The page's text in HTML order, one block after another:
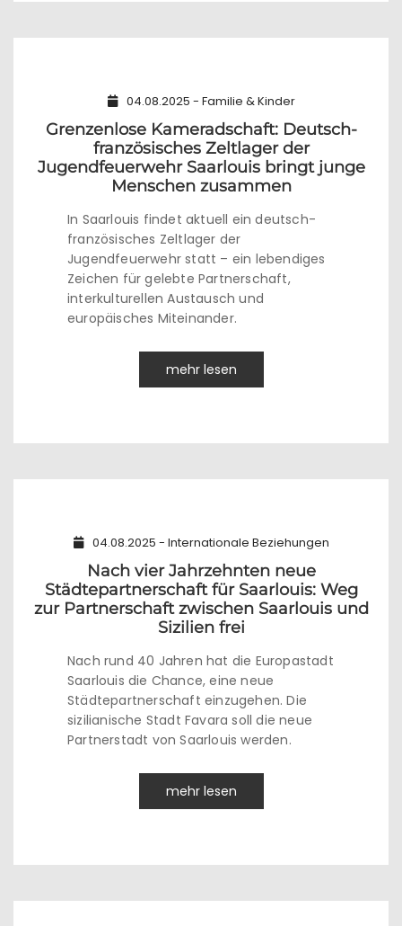
04.08.2025 - Familie & Kinder
Grenzenlose Kameradschaft: Deutsch-
französisches Zeltlager der
Jugendfeuerwehr Saarlouis bringt junge
Menschen zusammen
In Saarlouis findet aktuell ein deutsch-
französisches Zeltlager der
Jugendfeuerwehr statt – ein lebendiges
Zeichen für gelebte Partnerschaft,
interkulturellen Austausch und
europäisches Miteinander.
mehr lesen
04.08.2025 - Internationale Beziehungen
Nach vier Jahrzehnten neue
Städtepartnerschaft für Saarlouis: Weg
zur Partnerschaft zwischen Saarlouis und
Sizilien frei
Nach rund 40 Jahren hat die Europastadt
Saarlouis die Chance, eine neue
Städtepartnerschaft einzugehen. Die
sizilianische Stadt Favara soll die neue
Partnerstadt von Saarlouis werden.
mehr lesen